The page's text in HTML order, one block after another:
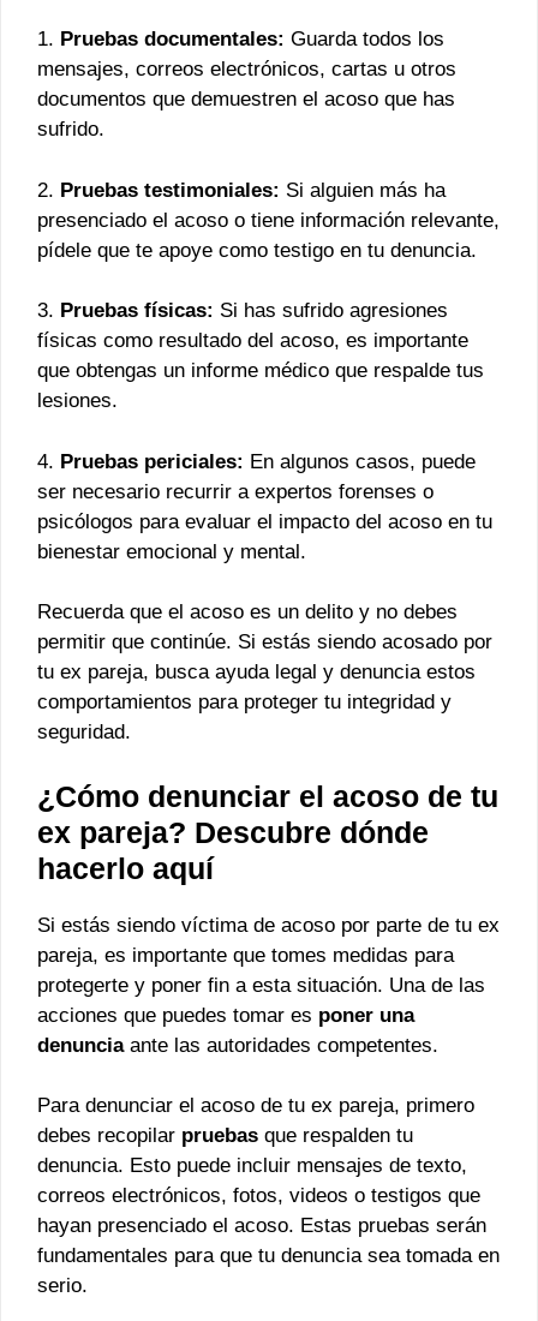
1. Pruebas documentales: Guarda todos los
mensajes, correos electrónicos, cartas u otros
documentos que demuestren el acoso que has
sufrido.
2. Pruebas testimoniales: Si alguien más ha
presenciado el acoso o tiene información relevante,
pídele que te apoye como testigo en tu denuncia.
3. Pruebas físicas: Si has sufrido agresiones
físicas como resultado del acoso, es importante
que obtengas un informe médico que respalde tus
lesiones.
4. Pruebas periciales: En algunos casos, puede
ser necesario recurrir a expertos forenses o
psicólogos para evaluar el impacto del acoso en tu
bienestar emocional y mental.
Recuerda que el acoso es un delito y no debes
permitir que continúe. Si estás siendo acosado por
tu ex pareja, busca ayuda legal y denuncia estos
comportamientos para proteger tu integridad y
seguridad.
¿Cómo denunciar el acoso de tu
ex pareja? Descubre dónde
hacerlo aquí
Si estás siendo víctima de acoso por parte de tu ex
pareja, es importante que tomes medidas para
protegerte y poner fin a esta situación. Una de las
acciones que puedes tomar es poner una
denunciaante las autoridades competentes.
Para denunciar el acoso de tu ex pareja, primero
debes recopilar pruebas que respalden tu
denuncia. Esto puede incluir mensajes de texto,
correos electrónicos, fotos, videos o testigos que
hayan presenciado el acoso. Estas pruebas serán
fundamentales para que tu denuncia sea tomada en
serio.